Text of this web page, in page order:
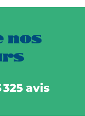
nos
avis